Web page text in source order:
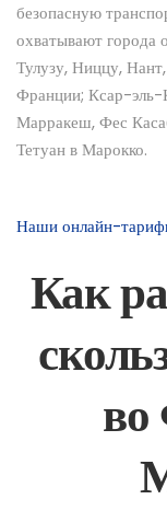
безопасную
охватывают города
Тулузу, Ниццу,
Франции; Ксар-эль-
Марракеш, Фес
Тетуан в Марокко.
Наши онлайн-
Как